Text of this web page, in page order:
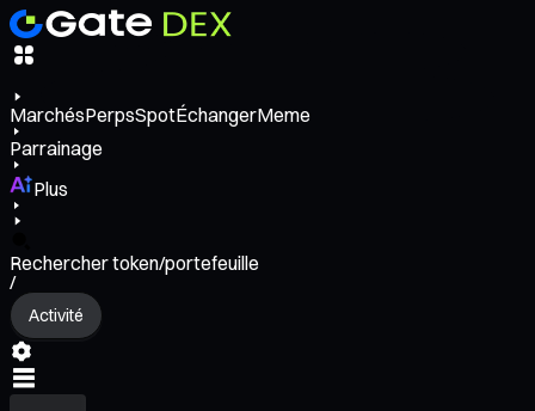
MarchésPerpsSpotÉchangerMeme
Parrainage
Plus
Rechercher token/portefeuille
/
Activité